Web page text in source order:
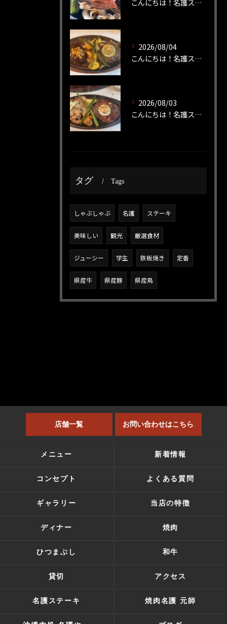
2026/08/04
こんにちは！名護ステーキです！
2026/08/03
こんにちは！名護ステーキです！
タグ Tags
しゃぶしゃぶ 名護 ステーキ
美味しい 観光 厳選食材
ジューシー 学生 鉄板焼き 定番
県産牛 県産豚 県産鳥
店舗一覧 お問い合わせはこちら
メニュー 新着情報
コンセプト よくある質問
ギャラリー 当店の特徴
ディナー 焼肉
ひつまぶし 和牛
貸切 アクセス
名護ステーキ 焼肉名護 元師